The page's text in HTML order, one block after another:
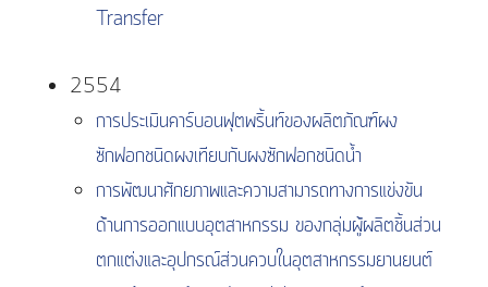
Transfer
2554
การประเมินคาร์บอนฟุตพริ้นท์ของผลิตภัณฑ์ผง
ซักฟอกชนิดผงเทียบกับผงซักฟอกชนิดน้ำ
การพัฒนาศักยภาพและความสามารถทางการแข่งขัน
ด้านการออกแบบอุตสาหกรรม ของกลุ่มผู้ผลิตชิ้นส่วน
ตกแต่งและอุปกรณ์ส่วนควบในอุตสาหกรรมยานยนต์